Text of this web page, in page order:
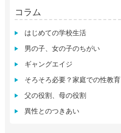
コラム
はじめての学校生活
男の子、女の子のちがい
ギャングエイジ
そろそろ必要？家庭での性教育
父の役割、母の役割
異性とのつきあい